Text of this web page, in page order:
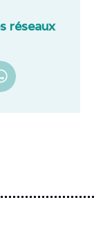
réseaux